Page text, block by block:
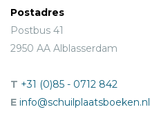
Postadres
Postbus 41
2950 AA Alblasserdam
T +31 (0)85 - 0712 842
E info@schuilplaatsboeken.nl